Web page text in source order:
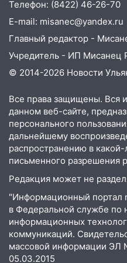
05:18 Судьба
на 8 августа — кому
деньгами, а кого
встреча
04:47
В
ракетную
20:40 Ульяновские
купить тракторы с
до декабря
19:34 В
состоялось
мероприятие,
празднованию Дня
следствия
19:30 Ульяновцев
поддержать
на фестивале
Телефон: (8422) 46-26-70
E-mail: misanec@yandex.ru
Главный редактор -
Учредитель - ИП Мисанец
© 2014-2026 Новости
Все права защищены. Вся
данном веб-сайте,
персонального
дальнейшему
распространению в
письменного разрешения
Редакция может не
"Информационный портал
в Федеральной службе по
информационных
коммуникаций.
массовой информации
05.03.2015